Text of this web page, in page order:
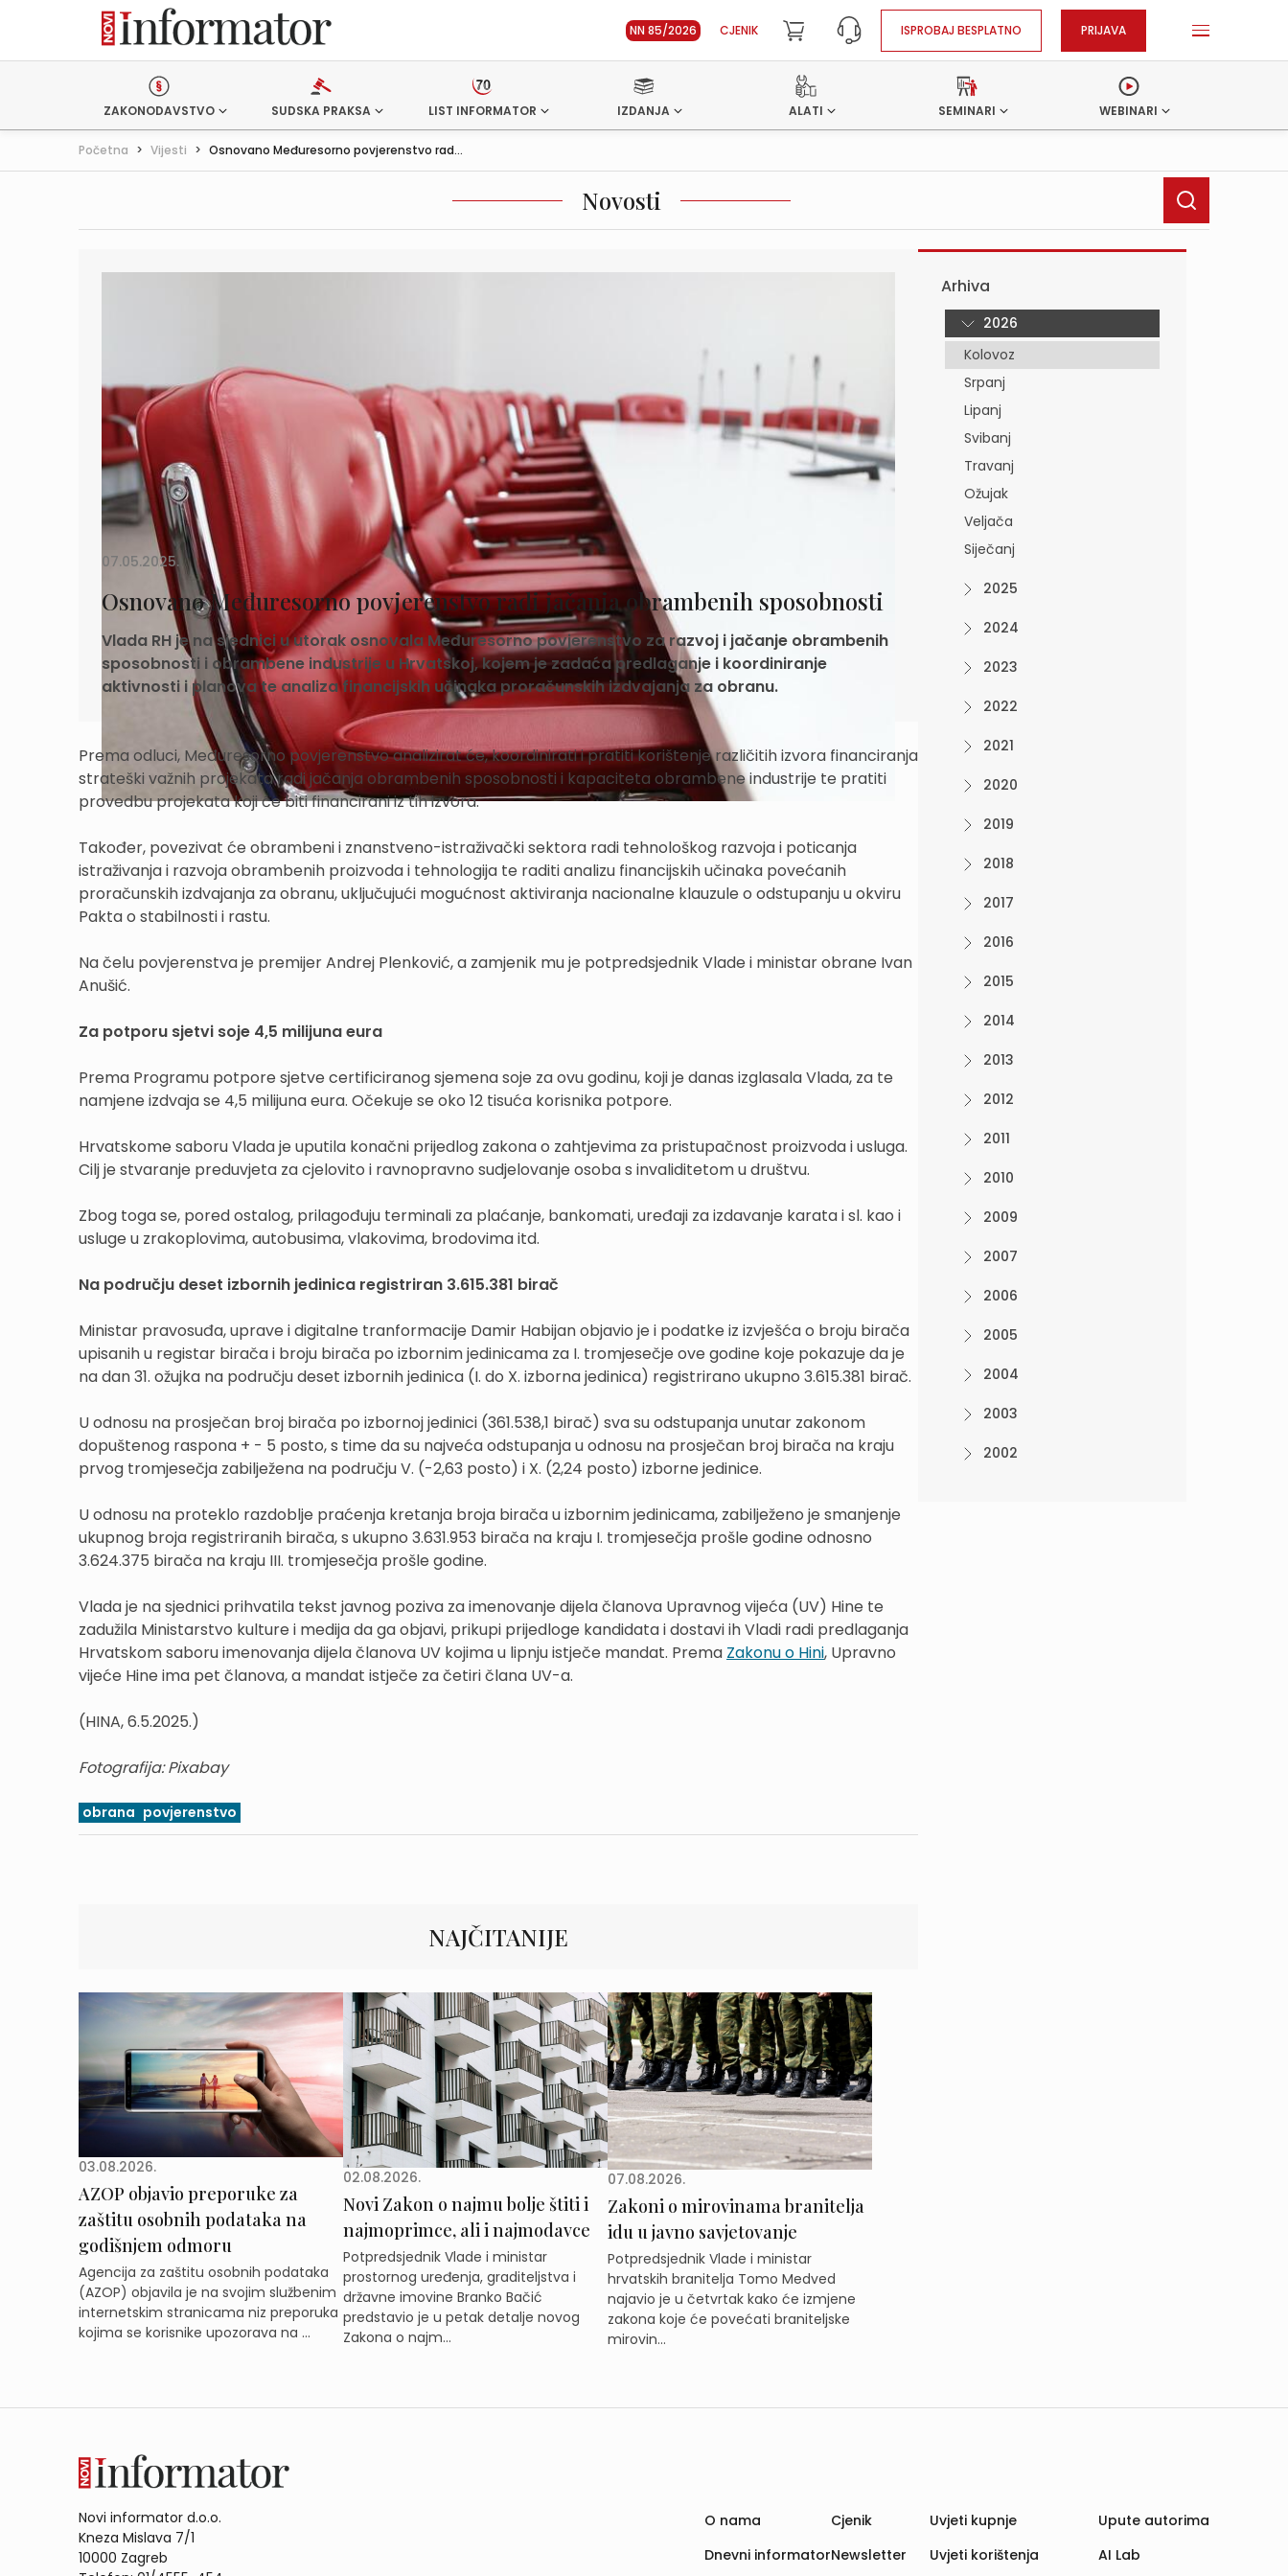
NN 85/2026 CJENIK ISPROBAJ BESPLATNO PRIJAVA
ZAKONODAVSTVO SUDSKA PRAKSA LIST INFORMATOR IZDANJA ALATI SEMINARI WEBINARI
Početna > Vijesti > Osnovano Međuresorno povjerenstvo rad...
Novosti
07.05.2025.
Osnovano Međuresorno povjerenstvo radi jačanja obrambenih sposobnosti
Vlada RH je na sjednici u utorak osnovala Međuresorno povjerenstvo za razvoj i jačanje obrambenih
sposobnosti i obrambene industrije u Hrvatskoj, kojem je zadaća predlaganje i koordiniranje
aktivnosti i planova te analiza financijskih učinaka proračunskih izdvajanja za obranu.
Prema odluci, Međuresorno povjerenstvo analizirat će, koordinirati i pratiti korištenje različitih izvora financiranja
strateški važnih projekata radi jačanja obrambenih sposobnosti i kapaciteta obrambene industrije te pratiti
provedbu projekata koji će biti financirani iz tih izvora.
Također, povezivat će obrambeni i znanstveno-istraživački sektora radi tehnološkog razvoja i poticanja
istraživanja i razvoja obrambenih proizvoda i tehnologija te raditi analizu financijskih učinaka povećanih
proračunskih izdvajanja za obranu, uključujući mogućnost aktiviranja nacionalne klauzule o odstupanju u okviru
Pakta o stabilnosti i rastu.
Na čelu povjerenstva je premijer Andrej Plenković, a zamjenik mu je potpredsjednik Vlade i ministar obrane Ivan
Anušić.
Za potporu sjetvi soje 4,5 milijuna eura
Prema Programu potpore sjetve certificiranog sjemena soje za ovu godinu, koji je danas izglasala Vlada, za te
namjene izdvaja se 4,5 milijuna eura. Očekuje se oko 12 tisuća korisnika potpore.
Hrvatskome saboru Vlada je uputila konačni prijedlog zakona o zahtjevima za pristupačnost proizvoda i usluga.
Cilj je stvaranje preduvjeta za cjelovito i ravnopravno sudjelovanje osoba s invaliditetom u društvu.
Zbog toga se, pored ostalog, prilagođuju terminali za plaćanje, bankomati, uređaji za izdavanje karata i sl. kao i
usluge u zrakoplovima, autobusima, vlakovima, brodovima itd.
Na području deset izbornih jedinica registriran 3.615.381 birač
Ministar pravosuđa, uprave i digitalne tranformacije Damir Habijan objavio je i podatke iz izvješća o broju birača
upisanih u registar birača i broju birača po izbornim jedinicama za I. tromjesečje ove godine koje pokazuje da je
na dan 31. ožujka na području deset izbornih jedinica (I. do X. izborna jedinica) registrirano ukupno 3.615.381 birač.
U odnosu na prosječan broj birača po izbornoj jedinici (361.538,1 birač) sva su odstupanja unutar zakonom
dopuštenog raspona + - 5 posto, s time da su najveća odstupanja u odnosu na prosječan broj birača na kraju
prvog tromjesečja zabilježena na području V. (-2,63 posto) i X. (2,24 posto) izborne jedinice.
U odnosu na proteklo razdoblje praćenja kretanja broja birača u izbornim jedinicama, zabilježeno je smanjenje
ukupnog broja registriranih birača, s ukupno 3.631.953 birača na kraju I. tromjesečja prošle godine odnosno
3.624.375 birača na kraju III. tromjesečja prošle godine.
Vlada je na sjednici prihvatila tekst javnog poziva za imenovanje dijela članova Upravnog vijeća (UV) Hine te
zadužila Ministarstvo kulture i medija da ga objavi, prikupi prijedloge kandidata i dostavi ih Vladi radi predlaganja
Hrvatskom saboru imenovanja dijela članova UV kojima u lipnju istječe mandat. Prema Zakonu o Hini, Upravno
vijeće Hine ima pet članova, a mandat istječe za četiri člana UV-a.
(HINA, 6.5.2025.)
Fotografija: Pixabay
obrana povjerenstvo
NAJČITANIJE
03.08.2026.
AZOP objavio preporuke za
zaštitu osobnih podataka na
godišnjem odmoru
Agencija za zaštitu osobnih podataka
(AZOP) objavila je na svojim službenim
internetskim stranicama niz preporuka
kojima se korisnike upozorava na ...
02.08.2026.
Novi Zakon o najmu bolje štiti i
najmoprimce, ali i najmodavce
Potpredsjednik Vlade i ministar
prostornog uređenja, graditeljstva i
državne imovine Branko Bačić
predstavio je u petak detalje novog
Zakona o najm...
07.08.2026.
Zakoni o mirovinama branitelja
idu u javno savjetovanje
Potpredsjednik Vlade i ministar
hrvatskih branitelja Tomo Medved
najavio je u četvrtak kako će izmjene
zakona koje će povećati braniteljske
mirovin...
Arhiva
2026
Kolovoz
Srpanj
Lipanj
Svibanj
Travanj
Ožujak
Veljača
Siječanj
2025
2024
2023
2022
2021
2020
2019
2018
2017
2016
2015
2014
2013
2012
2011
2010
2009
2007
2006
2005
2004
2003
2002
Novi informator d.o.o.
Kneza Mislava 7/1
10000 Zagreb
O nama
Dnevni informator
Cjenik
Newsletter
Uvjeti kupnje
Uvjeti korištenja
Upute autorima
AI Lab